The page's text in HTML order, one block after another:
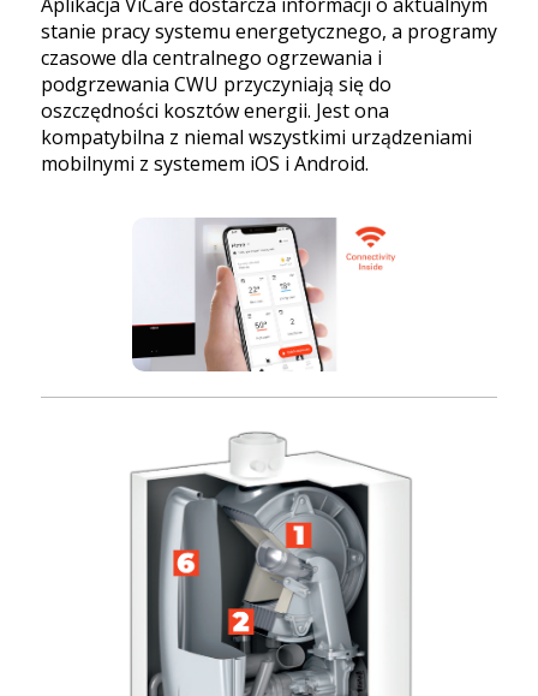
stanie pracy systemu energetycznego, a programy
czasowe dla centralnego ogrzewania i
podgrzewania CWU przyczyniają się do
oszczędności kosztów energii. Jest ona
kompatybilna z niemal wszystkimi urządzeniami
mobilnymi z systemem iOS i Android.